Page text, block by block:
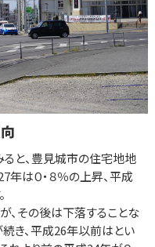
と、豊見城市の住宅地地
は０・８％の上昇、平成
その後は下落することな
き、平成26年以前はとい